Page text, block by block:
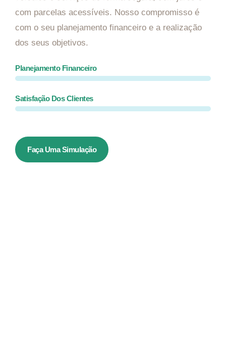
com parcelas acessíveis. Nosso compromisso é
com o seu planejamento financeiro e a realização
dos seus objetivos.
Planejamento Financeiro
Satisfação Dos Clientes
Faça Uma Simulação